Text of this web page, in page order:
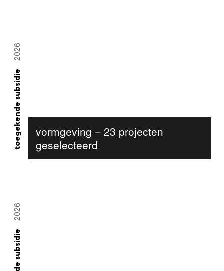
vormgeving – 23 projecten
geselecteerd
toegekende subsidie
2026
2026